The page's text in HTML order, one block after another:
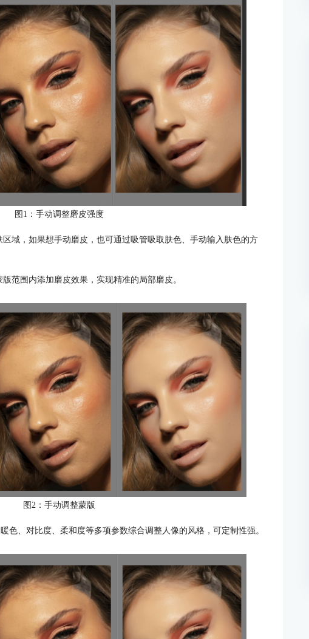
图1：手动调整磨皮强度
域，如果想手动磨皮，也可通过吸管吸取肤色、手动输入肤色的方
范围内添加磨皮效果，实现精准的局部磨皮。
图2：手动调整蒙版
色、对比度、柔和度等多项参数综合调整人像的风格，可定制性强。